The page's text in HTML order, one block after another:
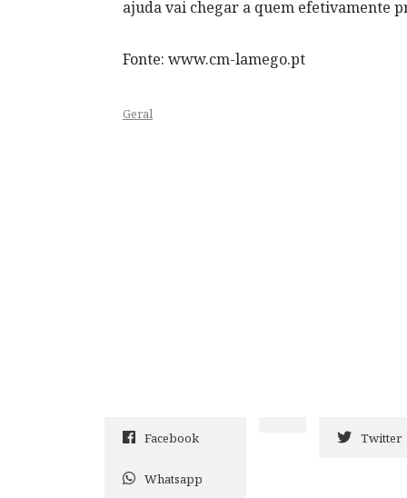
ajuda vai chegar a quem efetivamente
Fonte: www.cm-lamego.pt
Geral
Facebook Twitter
Whatsapp